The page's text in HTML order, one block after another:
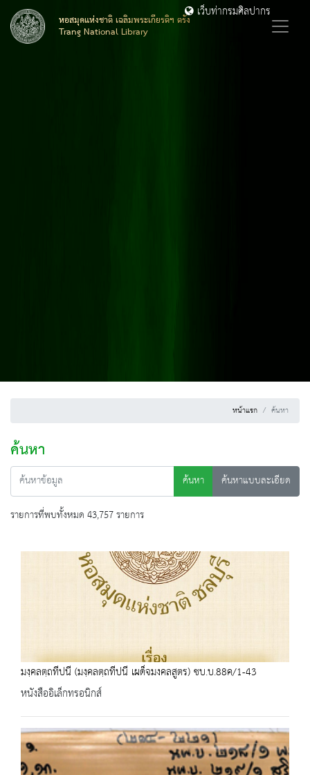
หอสมุดแห่งชาติ เฉลิมพระเกียรติฯ ตรัง
Trang National Library
เว็บท่ากรมศิลปากร
หน้าแรก ค้นหา
ค้นหา
ค้นหา
ค้นหาแบบละเอียด
รายการที่พบทั้งหมด 43,757 รายการ
มงฺคลตฺถทีปนี (มงฺคลตฺถทีปนี เผด็จมงคลสูตร) ชบ.บ.88ค/1-43
หนังสืออิเล็กทรอนิกส์